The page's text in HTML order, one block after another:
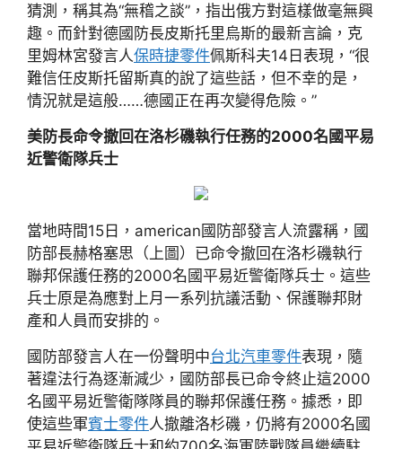
猜測，稱其為“無稽之談”，指出俄方對這樣做毫無興
趣。而針對德國防長皮斯托里烏斯的最新言論，克
里姆林宮發言人保時捷零件佩斯科夫14日表現，“很
難信任皮斯托留斯真的說了這些話，但不幸的是，
情況就是這般……德國正在再次變得危險。”
美防長命令撤回在洛杉磯執行任務的2000名國平易
近警衛隊兵士
當地時間15日，american國防部發言人流露稱，國
防部長赫格塞思（上圖）已命令撤回在洛杉磯執行
聯邦保護任務的2000名國平易近警衛隊兵士。這些
兵士原是為應對上月一系列抗議活動、保護聯邦財
產和人員而安排的。
國防部發言人在一份聲明中台北汽車零件表現，隨
著違法行為逐漸減少，國防部長已命令終止這2000
名國平易近警衛隊隊員的聯邦保護任務。據悉，即
使這些軍賓士零件人撤離洛杉磯，仍將有2000名國